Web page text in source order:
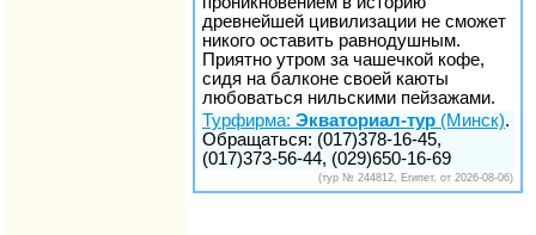
древнейшей цивилизации не сможет
никого оставить равнодушным.
Приятно утром за чашечкой кофе,
сидя на балконе своей каюты
любоваться нильскими пейзажами.
Турфирма: Экваториал-тур (Минск).
Обращаться: (017)378-16-45,
(017)373-56-44, (029)650-16-69
(тур № 244812, Египет, от 2026-08-06)